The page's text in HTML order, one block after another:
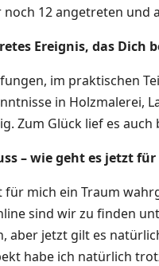
12 angetreten und
Ereignis, das Dich
im praktischen
in Holzmalerei,
Zum Glück lief es
– wie geht es jetzt
für mich ein Traum
sind wir zu finden
aber jetzt gilt es
habe ich natürlich